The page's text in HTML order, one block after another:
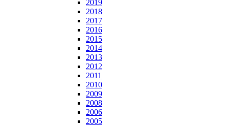
2019
2018
2017
2016
2015
2014
2013
2012
2011
2010
2009
2008
2006
2005